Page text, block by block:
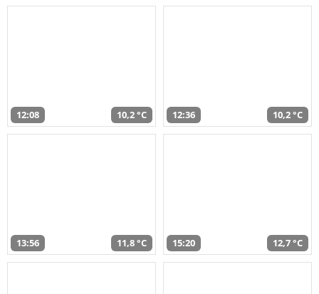
12:08 10,2 °C 12:36 10,2 °C
13:56 11,8 °C 15:20 12,7 °C